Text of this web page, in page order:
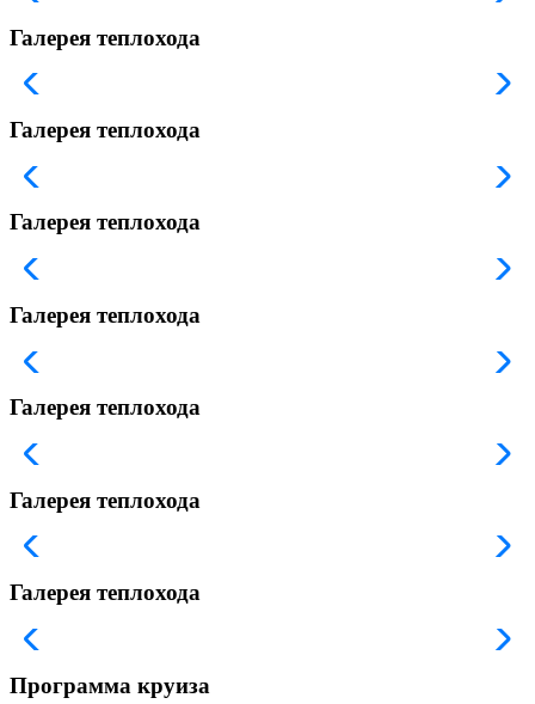
Галерея теплохода
Галерея теплохода
Галерея теплохода
Галерея теплохода
Галерея теплохода
Галерея теплохода
Галерея теплохода
Программа круиза